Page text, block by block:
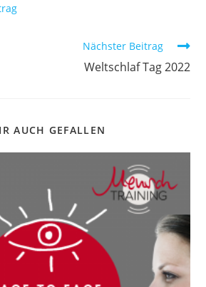
Nächster Beitrag
Weltschlaf Tag 2022
AUCH GEFALLEN